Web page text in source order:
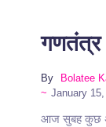
गणतंत्र
By
Bolatee
~ January
आज सुबह कुछ